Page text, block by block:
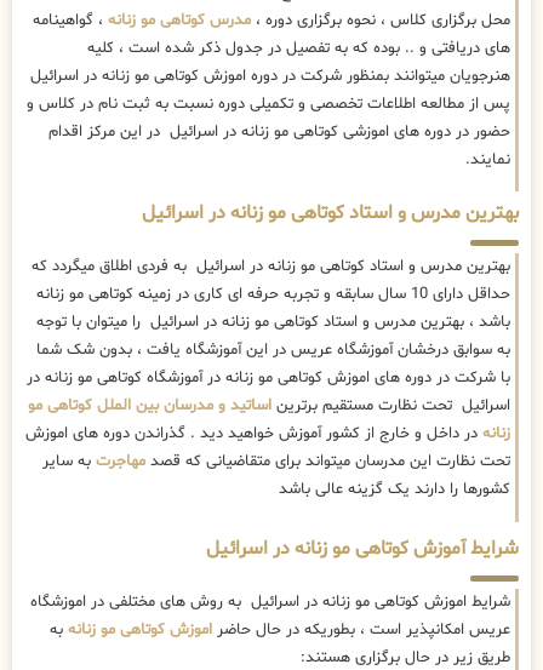
محل برگزاری کلاس ، نحوه برگزاری دوره ، مدرس کوتاهی مو زنانه ، گواهینامه
های دریافتی و .. بوده که به تفصیل در جدول ذکر شده است ، کلیه
هنرجویان میتوانند بمنظور شرکت در دوره اموزش کوتاهی مو زنانه در اسرائیل
پس از مطالعه اطلاعات تخصصی و تکمیلی دوره نسبت به ثبت نام در کلاس و
حضور در دوره های اموزشی کوتاهی مو زنانه در اسرائیل در این مرکز اقدام
نمایند.
بهترین مدرس و استاد کوتاهی مو زنانه در اسرائیل
بهترین مدرس و استاد کوتاهی مو زنانه در اسرائیل به فردی اطلاق میگردد که
حداقل دارای 10 سال سابقه و تجربه حرفه ای کاری در زمینه کوتاهی مو زنانه
باشد ، بهترین مدرس و استاد کوتاهی مو زنانه در اسرائیل را میتوان با توجه
به سوابق درخشان آموزشگاه عریس در این آموزشگاه یافت ، بدون شک شما
با شرکت در دوره های اموزش کوتاهی مو زنانه در آموزشگاه کوتاهی مو زنانه در
اسرائیل تحت نظارت مستقیم برترین اساتید و مدرسان بین الملل کوتاهی مو
زنانه در داخل و خارج از کشور آموزش خواهید دید . گذراندن دوره های اموزش
تحت نظارت این مدرسان میتواند برای متقاضیانی که قصد مهاجرت به سایر
کشورها را دارند یک گزینه عالی باشد
شرایط آموزش کوتاهی مو زنانه در اسرائیل
شرایط اموزش کوتاهی مو زنانه در اسرائیل به روش های مختلفی در اموزشگاه
عریس امکانپذیر است ، بطوریکه در حال حاضر اموزش کوتاهی مو زنانه به
طریق زیر در حال برگزاری هستند: